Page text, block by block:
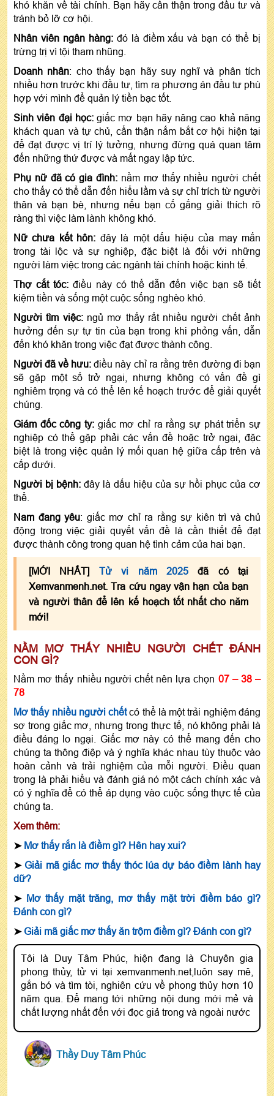
khó khăn về tài chính. Bạn hãy cẩn thận trong đầu tư và
tránh bỏ lỡ cơ hội.
Nhân viên ngân hàng:đó là điềm xấu và bạn có thể bị
trừng trị vì tội tham nhũng.
Doanh nhân: cho thấy bạn hãy suy nghĩ và phân tích
nhiều hơn trước khi đầu tư, tìm ra phương án đầu tư phù
hợp với mình để quản lý tiền bạc tốt.
Sinh viên đại học:giấc mơ bạn hãy nâng cao khả năng
khách quan và tự chủ, cẩn thận nắm bắt cơ hội hiện tại
để đạt được vị trí lý tưởng, nhưng đừng quá quan tâm
đến những thứ được và mất ngay lập tức.
Phụ nữ đã có gia đình: nằm mơ thấy nhiều người chết
cho thấy có thể dẫn đến hiểu lầm và sự chỉ trích từ người
thân và bạn bè, nhưng nếu bạn cố gắng giải thích rõ
ràng thì việc làm lành không khó.
Nữ chưa kết hôn: đây là một dấu hiệu của may mắn
trong tài lộc và sự nghiệp, đặc biệt là đối với những
người làm việc trong các ngành tài chính hoặc kinh tế.
Thợ cắt tóc: điều này có thể dẫn đến việc bạn sẽ tiết
kiệm tiền và sống một cuộc sống nghèo khó.
Người tìm việc:ngủ mơ thấy rất nhiều người chết ảnh
hưởng đến sự tự tin của bạn trong khi phỏng vấn, dẫn
đến khó khăn trong việc đạt được thành công.
Người đã về hưu: điều này chỉ ra rằng trên đường đi bạn
sẽ gặp một số trở ngại, nhưng không có vấn đề gì
nghiêm trọng và có thể lên kế hoạch trước để giải quyết
chúng.
Giám đốc công ty: giấc mơ chỉ ra rằng sự phát triển sự
nghiệp có thể gặp phải các vấn đề hoặc trở ngại, đặc
biệt là trong việc quản lý mối quan hệ giữa cấp trên và
cấp dưới.
Người bị bệnh: đây là dấu hiệu của sự hồi phục của cơ
thể.
Nam đang yêu: giấc mơ chỉ ra rằng sự kiên trì và chủ
động trong việc giải quyết vấn đề là cần thiết để đạt
được thành công trong quan hệ tình cảm của hai bạn.
[MỚI NHẤT] Tử vi năm 2025đã có tại
Xemvanmenh.net. Tra cứu ngay vận hạn của bạn
và người thân để lên kế hoạch tốt nhất cho năm
mới!
NẰM MƠ THẤY NHIỀU NGƯỜI CHẾT ĐÁNH
CON GÌ?
Nằm mơ thấy nhiều người chết nên lựa chọn 07 – 38 –
78
Mơ thấy nhiều người chếtcó thể là một trải nghiệm đáng
sợ trong giấc mơ, nhưng trong thực tế, nó không phải là
điều đáng lo ngại. Giấc mơ này có thể mang đến cho
chúng ta thông điệp và ý nghĩa khác nhau tùy thuộc vào
hoàn cảnh và trải nghiệm của mỗi người. Điều quan
trọng là phải hiểu và đánh giá nó một cách chính xác và
có ý nghĩa để có thể áp dụng vào cuộc sống thực tế của
chúng ta.
Xem thêm:
➤ Mơ thấy rắn là điềm gì? Hên hay xui?
➤Giải mã giấc mơ thấy thóc lúa dự báo điềm lành hay
dữ?
➤ Mơ thấy mặt trăng, mơ thấy mặt trời điềm báo gì?
Đánh con gì?
➤Giải mã giấc mơ thấy ăn trộm điềm gì? Đánh con gì?
Tôi là Duy Tâm Phúc, hiện đang là Chuyên gia
phong thủy, tử vi tại xemvanmenh.net,luôn say mê,
gắn bó và tìm tòi, nghiên cứu về phong thủy hơn 10
năm qua. Để mang tới những nội dung mới mẻ và
chất lượng nhất đến với đọc giả trong và ngoài nước
Thầy Duy Tâm Phúc